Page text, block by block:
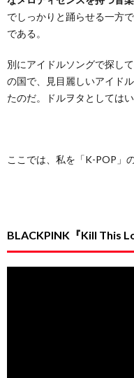
でしっかりと踊らせる一方
である。
別にアイドルソングで探し
の国で、見目麗しいアイド
たのだ。ドルヲタとしては
ここでは、私を「K-POP」
BLACKPINK『Kill This